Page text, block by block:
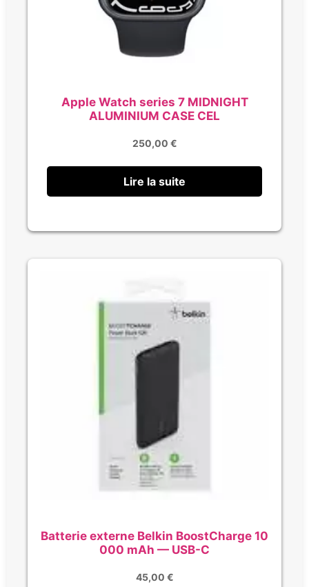
Apple Watch series 7 MIDNIGHT
ALUMINIUM CASE CEL
250,00 €
Lire la suite
Batterie externe Belkin BoostCharge 10
000 mAh — USB-C
45,00 €